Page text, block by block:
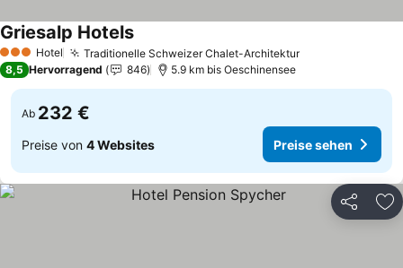
3 SterneHotel Traditionelle Schweizer Chalet-Architektur
Griesalp Hotels
8,5 Hervorragend 846 5.9 km bis Oeschinensee
Ab 232 €
Preise von 4 Websites Preise sehen
Teilen